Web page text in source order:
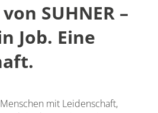
SUHNER –
Job. Eine
mit Leidenschaft,